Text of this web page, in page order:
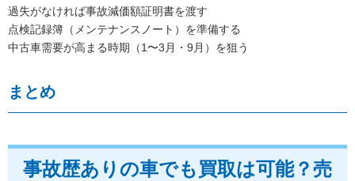
過失がなければ事故減価額証明書を渡す
点検記録簿（メンテナンスノート）を準備する
中古車需要が高まる時期（1〜3月・9月）を狙う
まとめ
事故歴ありの車でも買取は可能？売